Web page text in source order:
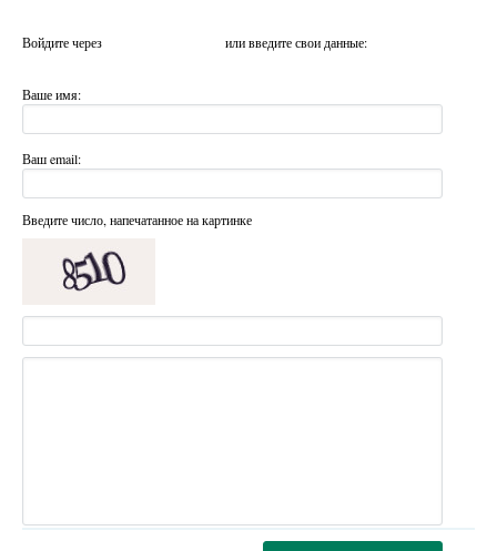
Войдите через или введите свои данные:
Ваше имя:
Ваш email:
Введите число, напечатанное на картинке